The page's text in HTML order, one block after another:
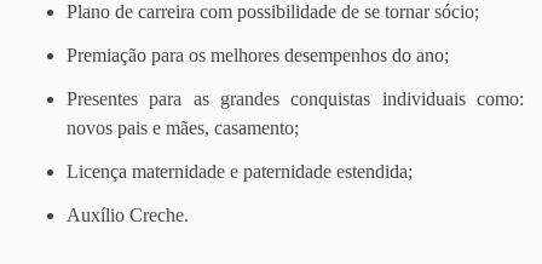
Plano de carreira com possibilidade de se tornar sócio;
Premiação para os melhores desempenhos do ano;
Presentes para as grandes conquistas individuais como:
novos pais e mães, casamento;
Licença maternidade e paternidade estendida;
Auxílio Creche.